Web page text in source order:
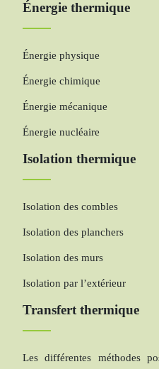
Énergie thermique
Énergie physique
Énergie chimique
Énergie mécanique
Énergie nucléaire
Isolation thermique
Isolation des combles
Isolation des planchers
Isolation des murs
Isolation par l’extérieur
Transfert thermique
Les différentes méthodes